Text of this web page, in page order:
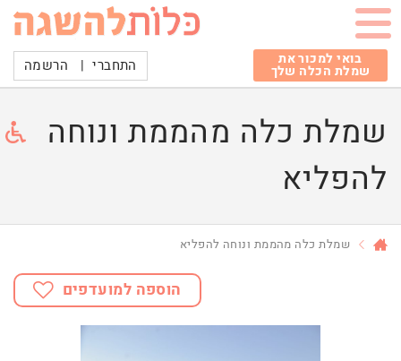
בואי למכור את
שמלת הכלה שלך התחברי | הרשמה
שמלת כלה מהממת ונוחה
להפליא
שמלת כלה מהממת ונוחה להפליא
הוספה למועדפים